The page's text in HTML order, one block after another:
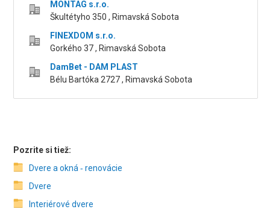
MONTAG s.r.o.
Škultétyho 350 , Rimavská Sobota
FINEXDOM s.r.o.
Gorkého 37 , Rimavská Sobota
DamBet - DAM PLAST
Bélu Bartóka 2727 , Rimavská Sobota
Pozrite si tiež:
Dvere a okná ‑ renovácie
Dvere
Interiérové dvere